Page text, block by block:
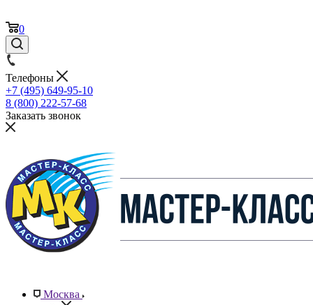
0
Телефоны
+7 (495) 649-95-10
8 (800) 222-57-68
Заказать звонок
Москва